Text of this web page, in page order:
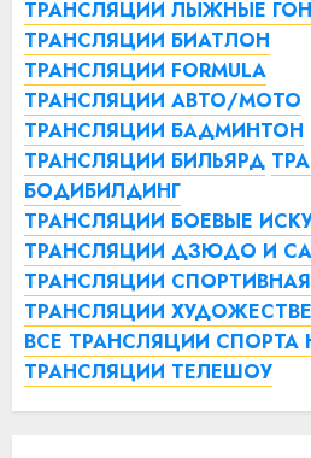
ТРАНСЛЯЦИИ ЛЫЖНЫЕ
ТРАНСЛЯЦИИ БИАТЛОН
ТРАНСЛЯЦИИ FORMULA
ТРАНСЛЯЦИИ АВТО/МОТО
ТРАНСЛЯЦИИ БАДМИНТОН
ТРАНСЛЯЦИИ БИЛЬЯРД
БОДИБИЛДИНГ
ТРАНСЛЯЦИИ БОЕВЫЕ
ТРАНСЛЯЦИИ ДЗЮДО И
ТРАНСЛЯЦИИ
ТРАНСЛЯЦИИ
ВСЕ ТРАНСЛЯЦИИ СПОРТА
ТРАНСЛЯЦИИ ТЕЛЕШОУ